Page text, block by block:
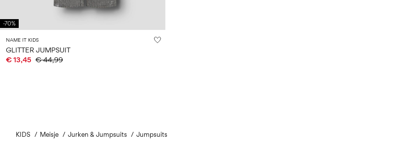
-70%
NAME IT KIDS
GLITTER JUMPSUIT
€ 13,45 € 44,99
KIDS Meisje Jurken & Jumpsuits Jumpsuits